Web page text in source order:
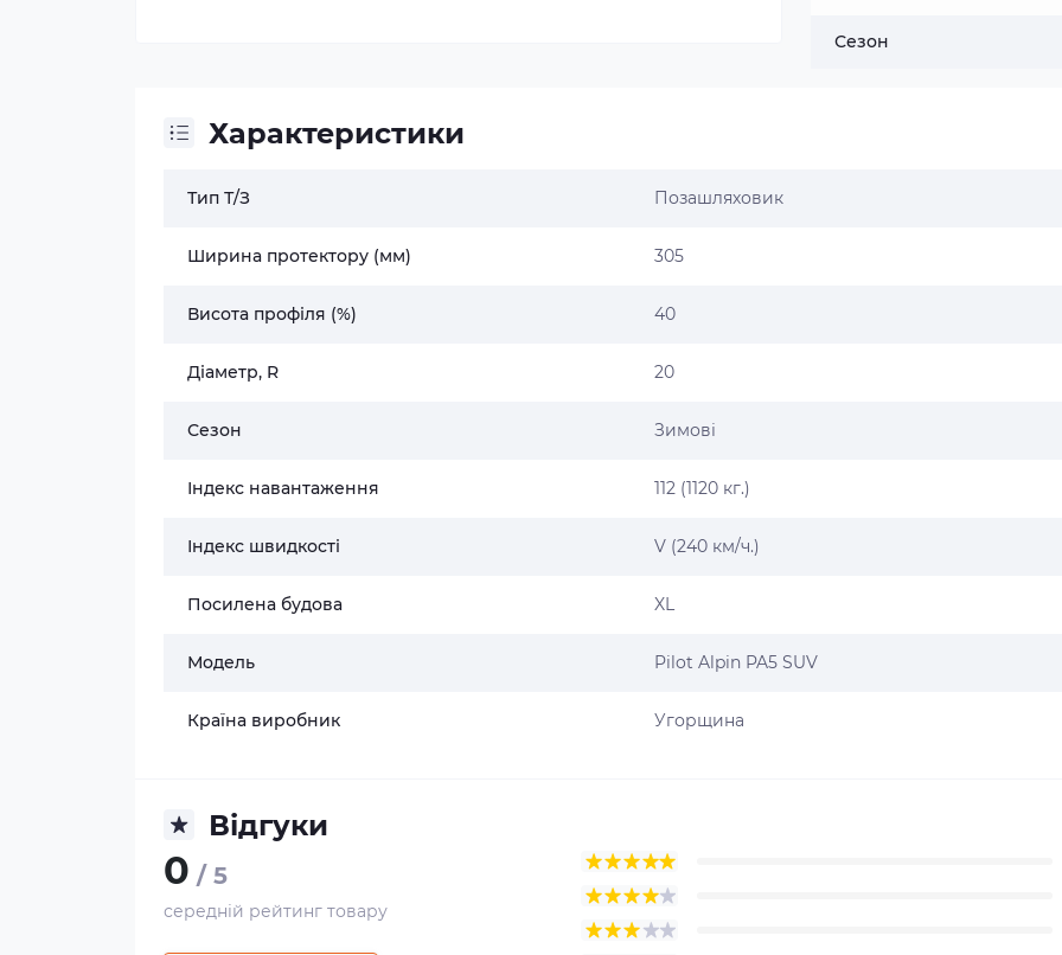
Сезон
Характеристики
Тип Т/З Позашляховик
Ширина протектору (мм) 305
Висота профіля (%) 40
Діаметр, R 20
Сезон Зимові
Індекс навантаження 112 (1120 кг.)
Індекс швидкості V (240 км/ч.)
Посилена будова XL
Модель Pilot Alpin PA5 SUV
Країна виробник Угорщина
Відгуки
0 / 5
середній рейтинг товару